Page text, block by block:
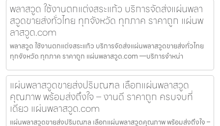
พลาสวูด ใช้งานตกแต่งสระแก้ว บริการจัดส่งแผ่นพลา
สวูดขายส่งทั่วไทย ทุกจังหวัด ทุกภาค ราคาถูก แผ่นพ
ลาสวูด.com
พลาสวูด ใช้งานตกแต่งสระแก้ว บริการจัดส่งแผ่นพลาสวูดขายส่งทั่วไทย
ทุกจังหวัด ทุกภาค ราคาถูก แผ่นพลาสวูด.com —บริการจำหน่า
แผ่นพลาสวูดขายส่งปริมณฑล เลือกแผ่นพลาสวูด
คุณภาพ พร้อมส่งถึงใจ – งานดี ราคาถูก ครบจบที่
เดียว แผ่นพลาสวูด.com
แผ่นพลาสวูดขายส่งปริมณฑล เลือกแผ่นพลาสวูดคุณภาพ พร้อมส่งถึงใจ –